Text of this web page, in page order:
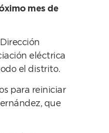
mes de
eléctrica
el distrito.
para reiniciar
que